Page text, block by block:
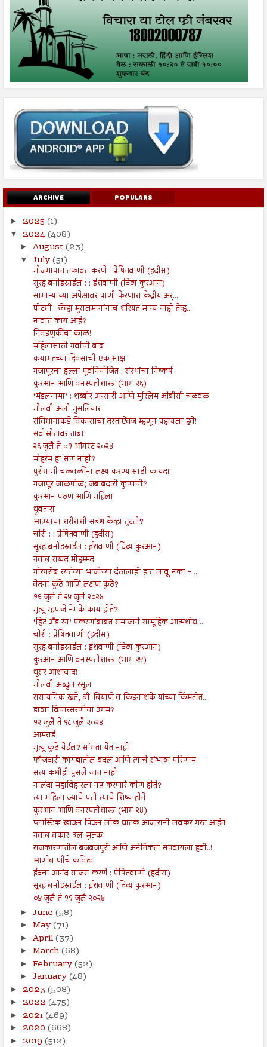
ARCHIVE POPULARS
► 2025 (1)
▼ 2024(408)
► August(23)
▼ July(51)
मोजमापात तफावत करणे : प्रेषितवाणी (हदीस)
सूरह बनीइस्राईल : : ईशवाणी (दिव्य कुरआन)
सामान्यांच्या अपेक्षांवर पाणी फेरणारा केंद्रीय अर्...
पोटगी : जेव्हा मुसलमानांनाच शरियत मान्य नाही तेव्ह...
नावात काय आहे?
निवडणुकीचा काळ!
महिलांसाठी गर्वाची बाब
कयामतच्या दिवसाची एक साक्ष
गजापूरचा हल्ला पूर्वनियोजित : संस्थांचा निष्कर्ष
कुरआन आणि वनस्पतीशास्त्र (भाग २६)
‘मंडलनामा’ : शब्बीर अन्सारी आणि मुस्लिम ओबीसी चळवळ
मौलवी अली मुसलियार
संविधानाकडे विकासाचा दस्ताऐवज म्हणून पहायला हवे!
सर्व स्रोतांवर ताबा
२६ जुलै ते ०१ ऑगस्ट २०२४
मोहर्रम हा सण नाही?
पुरोगामी चळवळींना लक्ष्य करण्यासाठी कायदा
गजापूर जाळपोळ; जबाबदारी कुणाची?
कुरआन पठण आणि महिला
ध्रुवतारा
आत्म्याचा शरीराशी संबंध केव्हा तुटतो?
चोरी : : प्रेषितवाणी (हदीस)
सूरह बनीइस्राईल : ईशवाणी (दिव्य कुरआन)
नवाब सय्यद मोहम्मद
गोरगरीब रयतेच्या भाजीच्या देठालाही हात लावू नका - ...
वेदना कुठे आणि लक्षण कुठे?
१९ जुलै ते २५ जुलै २०२४
मृत्यू म्हणजे नेमके काय होते?
‘हिट अँड रन’ प्रकरणांबाबत समाजाने सामूहिक आत्मशोध ...
चोरी : प्रेषितवाणी (हदीस)
सूरह बनीइस्राईल : ईशवाणी (दिव्य कुरआन)
कुरआन आणि वनस्पतीशास्त्र (भाग २५)
धूसर आशावाद!
मौलवी अब्दुल रसूल
रासायनिक खते, बी-बियाणे व किडनाशके यांच्या किंमतीत...
डाव्या विचारसरणीचा उगम?
१२ जुलै ते १८ जुलै २०२४
आमराई
मृत्यू कुठे येईल? सांगता येत नाही
फौजदारी कायद्यातील बदल आणि त्याचे संभाव्य परिणाम
सत्य कधीही पुसले जात नाही
नालंदा महाविहारला नष्ट करणारे कोण होते?
त्या महिला ज्यांचे पती त्यांचे शिष्य होते
कुरआन आणि वनस्पतीशास्त्र (भाग २४)
प्लास्टिक खाऊन पिऊन लोक घातक आजारांनी लवकर मरत आहेत!
नवाब वकार-उल-मुल्क
राजकारणातील बजबजपुरी आणि अनैतिकता संपवायला हवी..!
आणीबाणीचे कवित्व
ईदचा आनंद साजरा करणे : प्रेषितवाणी (हदीस)
सूरह बनीइस्राईल : ईशवाणी (दिव्य कुरआन)
०५ जुलै ते ११ जुलै २०२४
► June (58)
► May(71)
► April(37)
► March(68)
► February(52)
► January(48)
► 2023 (508)
► 2022 (475)
► 2021(469)
► 2020 (668)
► 2019 (512)